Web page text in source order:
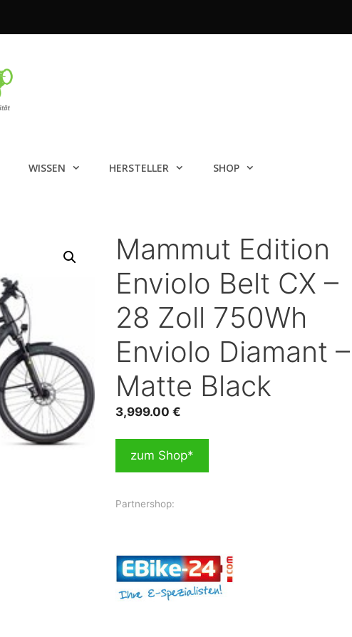
WISSEN HERSTELLER SHOP
Mammut Edition
Enviolo Belt CX –
28 Zoll 750Wh
Enviolo Diamant –
Matte Black
3,999.00 €
zum Shop*
Partnershop: